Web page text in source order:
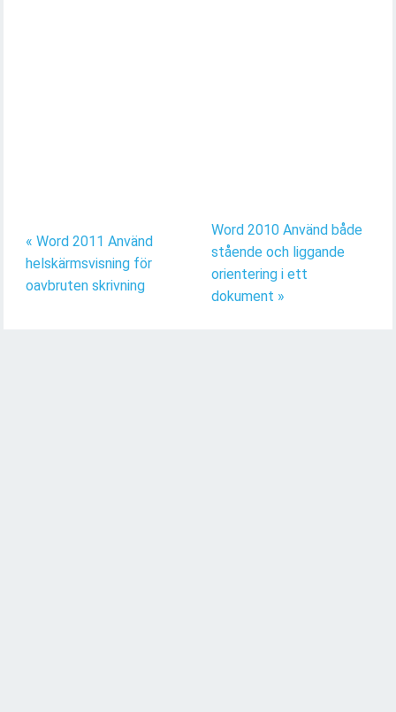
« Word 2011 Använd
helskärmsvisning för
oavbruten skrivning
Word 2010 Använd både
stående och liggande
orientering i ett
dokument »